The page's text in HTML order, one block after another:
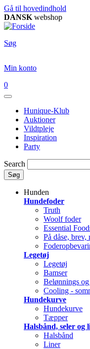
Gå til hovedindhold
DANSK webshop
Søg
Min konto
0
Hunique-Klub
Auktioner
Vildtpleje
Inspiration
Party
Search
Søg
Hunden
Hundefoder
Truth
Woolf foder
Essential
På dåse,
Legetøj
Legetøj
Bamser
Belønnings
Cooling -
Hundekurve
Hundekurve
Tæpper
Halsbånd, seler og
Halsbånd
Liner